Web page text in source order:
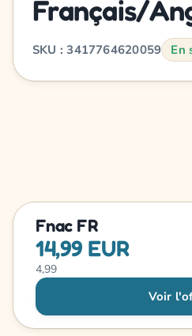
Français/
SKU : 3417764620059 En
Fnac FR
14,99 EUR
4,99
Voir